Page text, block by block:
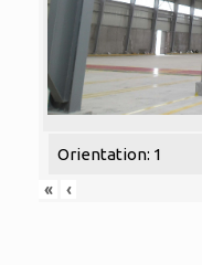
Orientation: 1
«
‹